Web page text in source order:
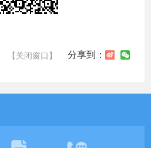
【关闭窗口】 分享到：